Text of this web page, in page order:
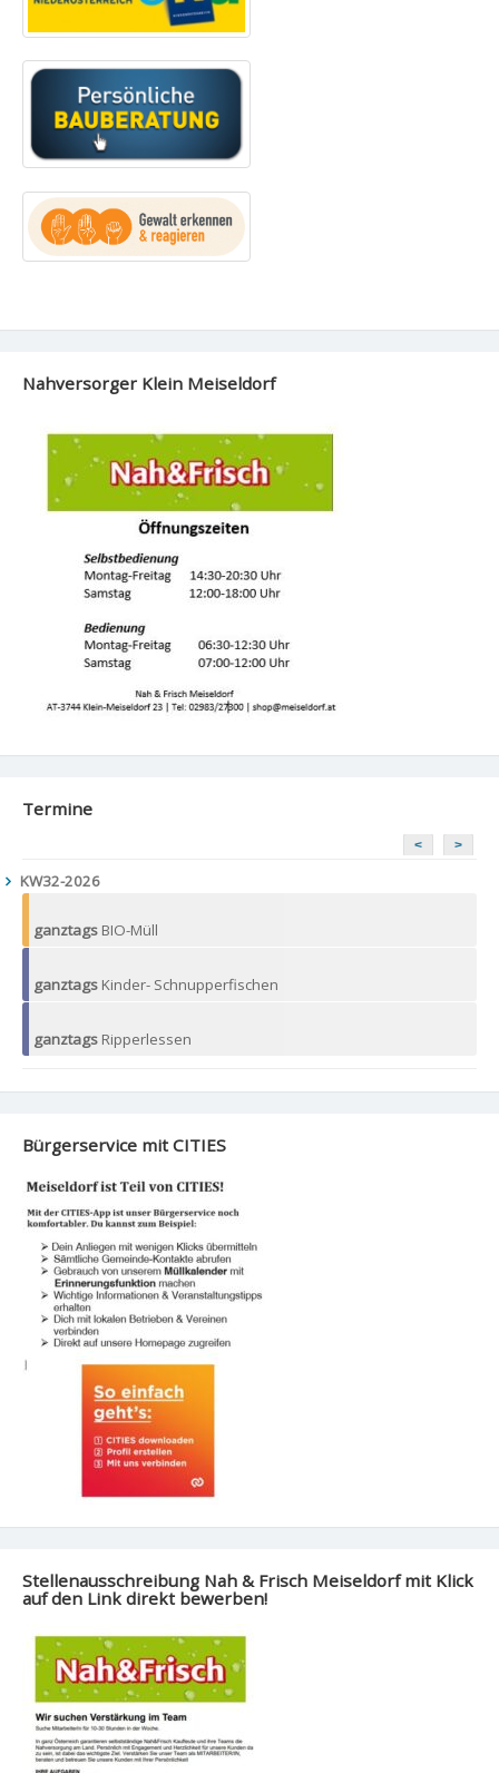
Nahversorger Klein Meiseldorf
Termine
< >
KW32-2026
ganztags BIO-Müll
ganztags Kinder- Schnupperfischen
ganztags Ripperlessen
Bürgerservice mit CITIES
Stellenausschreibung Nah & Frisch Meiseldorf mit Klick
auf den Link direkt bewerben!